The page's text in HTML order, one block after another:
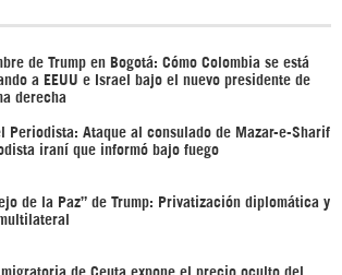
de Trump en Bogotá: Cómo Colombia se está
a EEUU e Israel bajo el nuevo presidente de
derecha
Periodista: Ataque al consulado de Mazar-e-Sharif
iraní que informó bajo fuego
de la Paz” de Trump: Privatización diplomática y
de Ceuta expone el precio oculto del